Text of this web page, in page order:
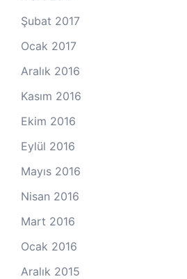
Şubat 2017
Ocak 2017
Aralık 2016
Kasım 2016
Ekim 2016
Eylül 2016
Mayıs 2016
Nisan 2016
Mart 2016
Ocak 2016
Aralık 2015